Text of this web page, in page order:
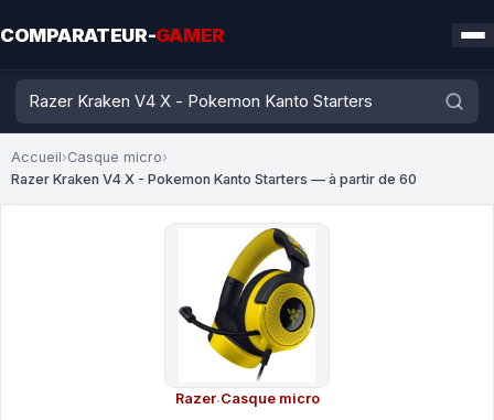
COMPARATEUR-GAMER
Accueil›Casque micro›
Razer Kraken V4 X - Pokemon Kanto Starters — à partir de 60
Razer·Casque micro